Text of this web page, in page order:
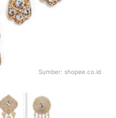
Sumber: shopee.co.id